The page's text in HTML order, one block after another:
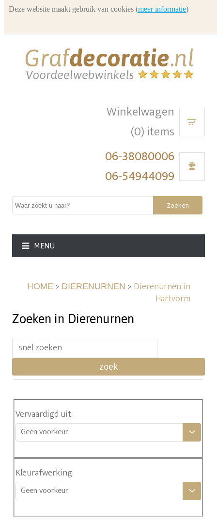
Winkelwagen
(0) items
06-38080006
06-54944099
Zoeken
MENU
HOME> DIERENURNEN > Dierenurnen in
Hartvorm
Zoeken in Dierenurnen
zoek
Vervaardigd uit:
Geen voorkeur
Kleurafwerking:
Geen voorkeur
Deze website maakt gebruik van cookies (meer informatie)